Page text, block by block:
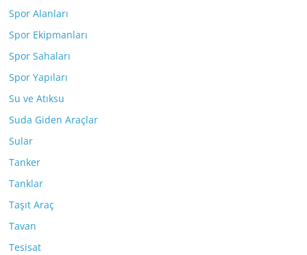
Spor Alanları
Spor Ekipmanları
Spor Sahaları
Spor Yapıları
Su ve Atıksu
Suda Giden Araçlar
Sular
Tanker
Tanklar
Taşıt Araç
Tavan
Tesisat